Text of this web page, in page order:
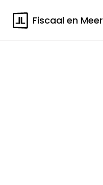
Fiscaal en Meer